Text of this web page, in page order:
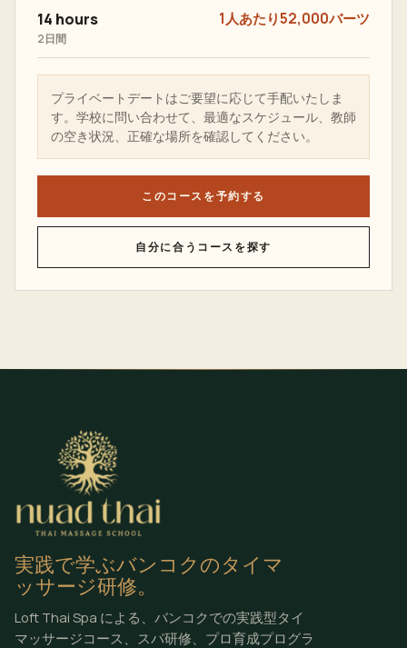
14 hours
2日間
1人あたり52,000バーツ
プライベートデートはご要望に応じて手配いたしま
す。学校に問い合わせて、最適なスケジュール、教師
の空き状況、正確な場所を確認してください。
このコースを予約する
自分に合うコースを探す
実践で学ぶバンコクのタイマ
ッサージ研修。
Loft Thai Spa による、バンコクでの実践型タイ
マッサージコース、スパ研修、プロ育成プログラ